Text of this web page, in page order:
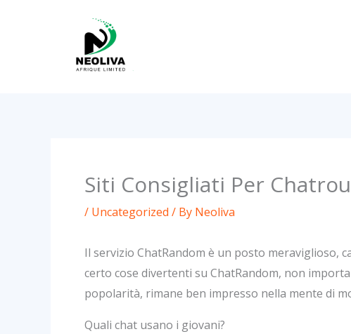
Siti Consigliati Per
/ Uncategorized / By Neoliva
Il servizio ChatRandom è un posto meraviglioso,
certo cose divertenti su ChatRandom, non
popolarità, rimane ben impresso nella mente di
Quali chat usano i giovani?